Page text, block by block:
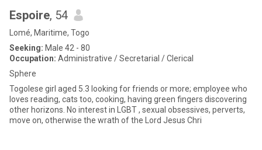
Espoire, 54
Lomé, Maritime, Togo
Seeking: Male 42 - 80
Occupation: Administrative / Secretarial / Clerical
Sphere
Togolese girl aged 5.3 looking for friends or more; employee who
loves reading, cats too, cooking, having green fingers discovering
other horizons. No interest in LGBT , sexual obsessives, perverts,
move on, otherwise the wrath of the Lord Jesus Chri